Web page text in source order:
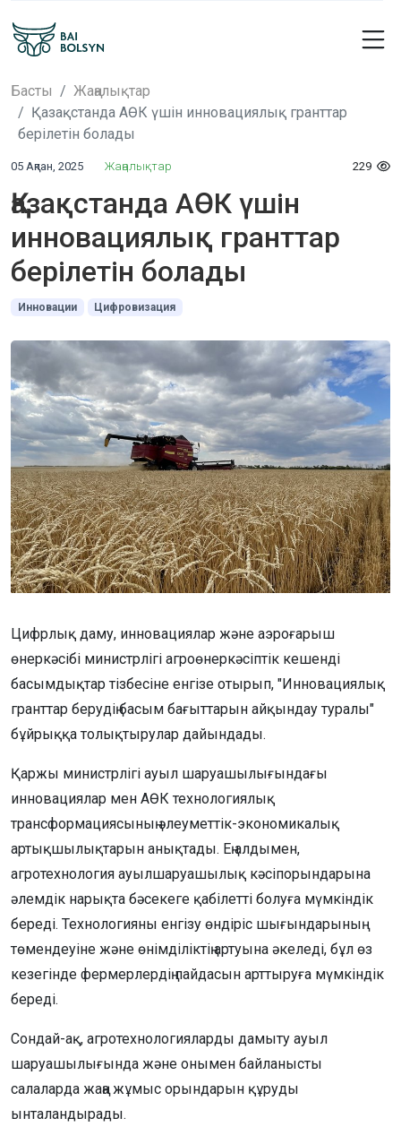
Басты
Жаңалықтар
Қазақстанда АӨК үшін инновациялық гранттар
берілетін болады
05 Ақпан, 2025 Жаңалықтар 229
Қазақстанда АӨК үшін
инновациялық гранттар
берілетін болады
Инновации Цифровизация
Цифрлық даму, инновациялар және аэроғарыш
өнеркәсібі министрлігі агроөнеркәсіптік кешенді
басымдықтар тізбесіне енгізе отырып, "Инновациялық
гранттар берудің басым бағыттарын айқындау туралы"
бұйрыққа толықтырулар дайындады.
Қаржы министрлігі ауыл шаруашылығындағы
инновациялар мен АӨК технологиялық
трансформациясының әлеуметтік-экономикалық
артықшылықтарын анықтады. Ең алдымен,
агротехнология ауылшаруашылық кәсіпорындарына
әлемдік нарықта бәсекеге қабілетті болуға мүмкіндік
береді. Технологияны енгізу өндіріс шығындарының
төмендеуіне және өнімділіктің артуына әкеледі, бұл өз
кезегінде фермерлердің пайдасын арттыруға мүмкіндік
береді.
Сондай-ақ, агротехнологияларды дамыту ауыл
шаруашылығында және онымен байланысты
салаларда жаңа жұмыс орындарын құруды
ынталандырады.